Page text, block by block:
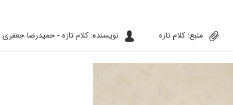
منبع: کلام تازه نویسنده: کلام تازه - حمیدرضا جعفری